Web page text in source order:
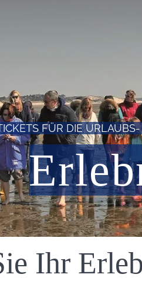
FÜR DIE
Ihr